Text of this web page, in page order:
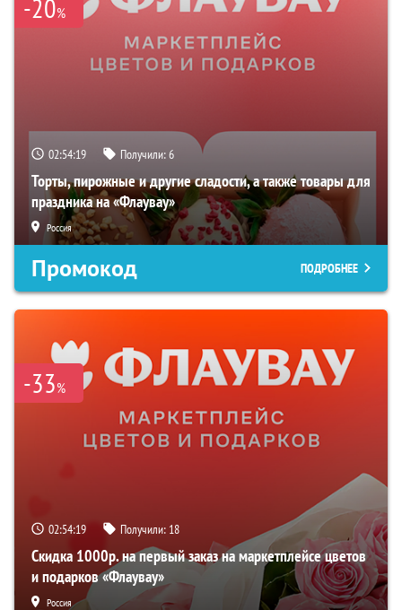
-20%
02:54:18 Получили:6
Торты, пирожные и другие сладости, а также товары для
праздника на «Флаувау»
Россия
Промокод ПОДРОБНЕЕ
-33%
02:54:18 Получили: 18
Скидка 1000р. на первый заказ на маркетплейсе цветов
и подарков «Флаувау»
Россия